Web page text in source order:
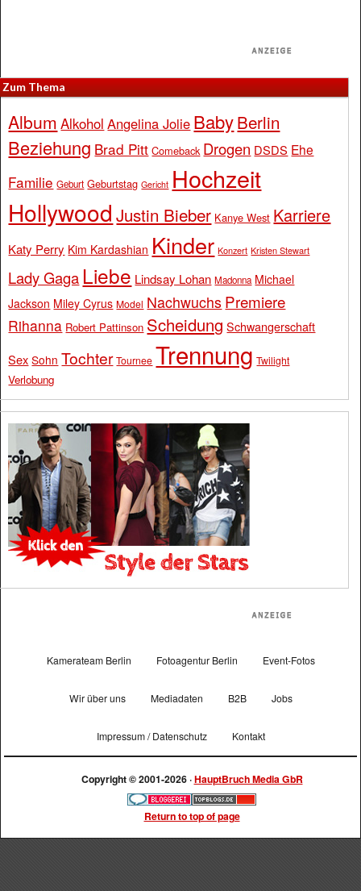
Zum Thema
Album Alkohol Angelina Jolie BabyBerlin
Beziehung Brad Pitt Comeback Drogen DSDS Ehe
Familie Geburt Geburtstag Gericht Hochzeit
Hollywood Justin Bieber Kanye West Karriere
Katy Perry Kim Kardashian Kinder Konzert Kristen Stewart
Lady Gaga Liebe Lindsay Lohan Madonna Michael
Jackson Miley Cyrus Model Nachwuchs Premiere
Rihanna Robert Pattinson Scheidung Schwangerschaft
Sex Sohn Tochter Tournee Trennung Twilight
Verlobung
Kamerateam Berlin Fotoagentur Berlin Event-Fotos
Wir über uns Mediadaten B2B Jobs
Impressum / Datenschutz Kontakt
Copyright © 2001-2026 ·HauptBruch Media GbR
Return to top of page